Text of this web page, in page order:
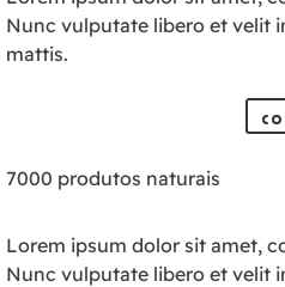
Nunc vulputate libero et velit
mattis.
7000 produtos naturais
Lorem ipsum dolor sit amet,
Nunc vulputate libero et velit